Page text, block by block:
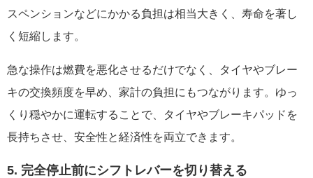
スペンションなどにかかる負担は相当大きく、寿命を著し
く短縮します。
急な操作は燃費を悪化させるだけでなく、タイヤやブレー
キの交換頻度を早め、家計の負担にもつながります。ゆっ
くり穏やかに運転することで、タイヤやブレーキパッドを
長持ちさせ、安全性と経済性を両立できます。
5. 完全停止前にシフトレバーを切り替える